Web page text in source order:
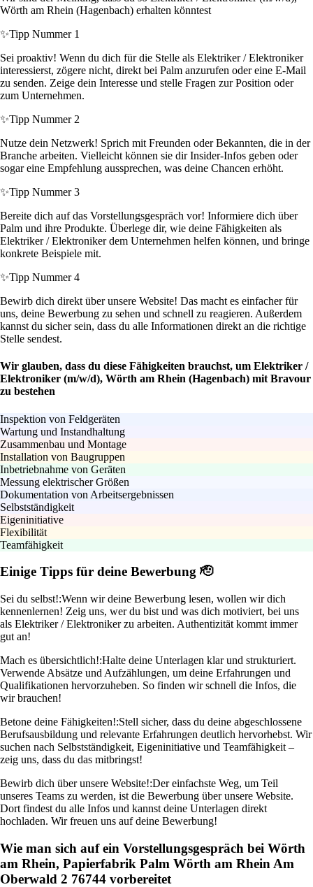
Wörth am Rhein (Hagenbach) erhalten könntest
✨Tipp Nummer 1
Sei proaktiv! Wenn du dich für die Stelle als Elektriker / Elektroniker
interessierst, zögere nicht, direkt bei Palm anzurufen oder eine E-Mail
zu senden. Zeige dein Interesse und stelle Fragen zur Position oder
zum Unternehmen.
✨Tipp Nummer 2
Nutze dein Netzwerk! Sprich mit Freunden oder Bekannten, die in der
Branche arbeiten. Vielleicht können sie dir Insider-Infos geben oder
sogar eine Empfehlung aussprechen, was deine Chancen erhöht.
✨Tipp Nummer 3
Bereite dich auf das Vorstellungsgespräch vor! Informiere dich über
Palm und ihre Produkte. Überlege dir, wie deine Fähigkeiten als
Elektriker / Elektroniker dem Unternehmen helfen können, und bringe
konkrete Beispiele mit.
✨Tipp Nummer 4
Bewirb dich direkt über unsere Website! Das macht es einfacher für
uns, deine Bewerbung zu sehen und schnell zu reagieren. Außerdem
kannst du sicher sein, dass du alle Informationen direkt an die richtige
Stelle sendest.
Wir glauben, dass du diese Fähigkeiten brauchst, um Elektriker /
Elektroniker (m/w/d), Wörth am Rhein (Hagenbach) mit Bravour
zu bestehen
Inspektion von Feldgeräten
Wartung und Instandhaltung
Zusammenbau und Montage
Installation von Baugruppen
Inbetriebnahme von Geräten
Messung elektrischer Größen
Dokumentation von Arbeitsergebnissen
Selbstständigkeit
Eigeninitiative
Flexibilität
Teamfähigkeit
Einige Tipps für deine Bewerbung 🫡
Sei du selbst!:Wenn wir deine Bewerbung lesen, wollen wir dich
kennenlernen! Zeig uns, wer du bist und was dich motiviert, bei uns
als Elektriker / Elektroniker zu arbeiten. Authentizität kommt immer
gut an!
Mach es übersichtlich!:Halte deine Unterlagen klar und strukturiert.
Verwende Absätze und Aufzählungen, um deine Erfahrungen und
Qualifikationen hervorzuheben. So finden wir schnell die Infos, die
wir brauchen!
Betone deine Fähigkeiten!:Stell sicher, dass du deine abgeschlossene
Berufsausbildung und relevante Erfahrungen deutlich hervorhebst. Wir
suchen nach Selbstständigkeit, Eigeninitiative und Teamfähigkeit –
zeig uns, dass du das mitbringst!
Bewirb dich über unsere Website!:Der einfachste Weg, um Teil
unseres Teams zu werden, ist die Bewerbung über unsere Website.
Dort findest du alle Infos und kannst deine Unterlagen direkt
hochladen. Wir freuen uns auf deine Bewerbung!
Wie man sich auf ein Vorstellungsgespräch bei Wörth
am Rhein, Papierfabrik Palm Wörth am Rhein Am
Oberwald 2 76744 vorbereitet